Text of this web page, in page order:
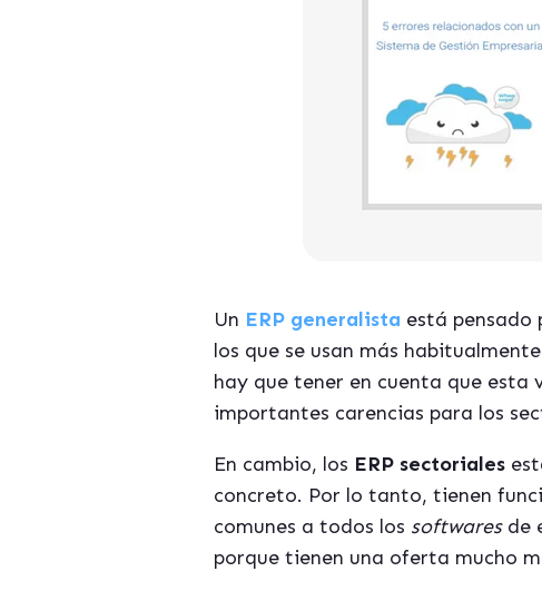
Un ERP generalista está pensado
los que se usan más
hay que tener en cuenta que esta
importantes carencias para los
En cambio, los ERP sectoriales
concreto. Por lo tanto, tienen
comunes a todos los softwaresde
porque tienen una oferta mucho